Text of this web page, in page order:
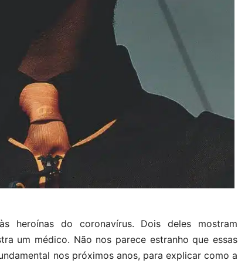
heroínas do coronavírus. Dois deles mostram
um médico. Não nos parece estranho que essas
nos próximos anos, para explicar como a